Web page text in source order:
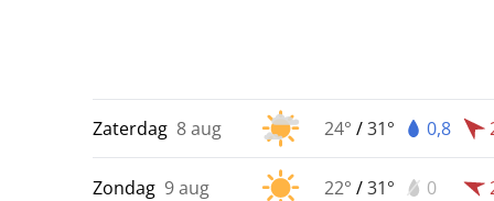
Zaterdag 8 aug 24° /31° 0,8
Zondag 9 aug 22° /31° 0